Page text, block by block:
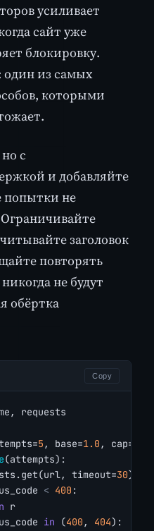
усиливает
сайт уже
блокировку.
один из самых
которыми
с
и добавляйте
попытки не
заголовок
повторять
не будут
обёртка
Copy
requests
5 , base=1.0 , cap=
(attempts):
timeout=
30)
< 400 :
r
in (400 , 404):